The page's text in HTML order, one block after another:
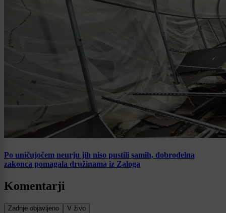
Po uničujočem neurju jih niso pustili samih, dobrodelna
zakonca pomagala družinama iz Zaloga
Komentarji
Zadnje objavljeno V živo